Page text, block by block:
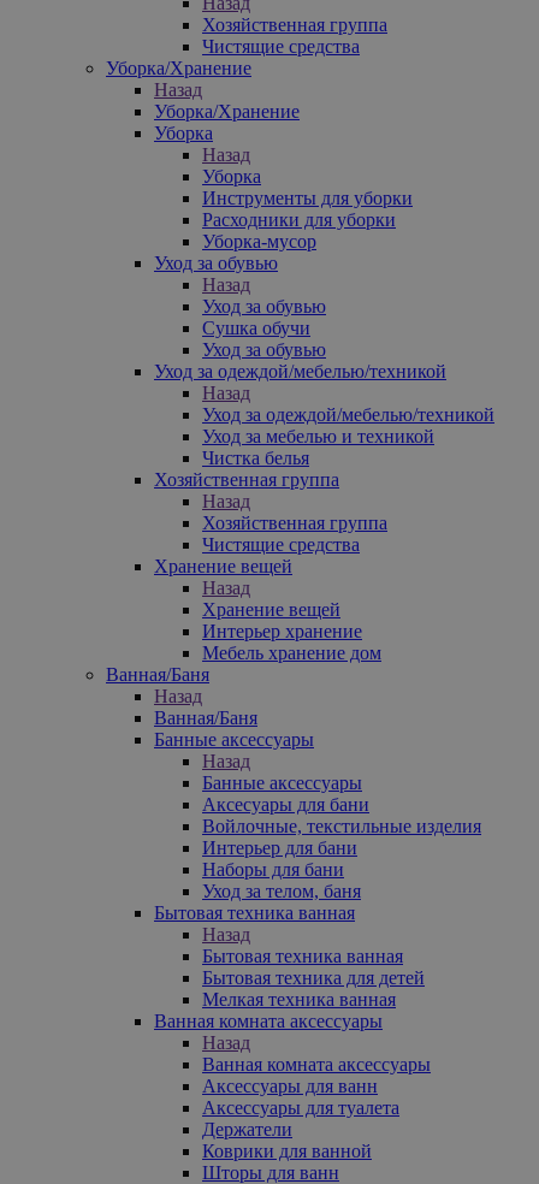
Хозяйственная группа
Чистящие средства
Уборка/Хранение
Назад
Уборка/Хранение
Уборка
Назад
Уборка
Инструменты для уборки
Расходники для уборки
Уборка-мусор
Уход за обувью
Назад
Уход за обувью
Сушка обучи
Уход за обувью
Уход за одеждой/мебелью/техникой
Назад
Уход за одеждой/мебелью/техникой
Уход за мебелью и техникой
Чистка белья
Хозяйственная группа
Назад
Хозяйственная группа
Чистящие средства
Хранение вещей
Назад
Хранение вещей
Интерьер хранение
Мебель хранение дом
Ванная/Баня
Назад
Ванная/Баня
Банные аксессуары
Назад
Банные аксессуары
Аксесуары для бани
Войлочные, текстильные изделия
Интерьер для бани
Наборы для бани
Уход за телом, баня
Бытовая техника ванная
Назад
Бытовая техника ванная
Бытовая техника для детей
Мелкая техника ванная
Ванная комната аксессуары
Назад
Ванная комната аксессуары
Аксессуары для ванн
Аксессуары для туалета
Держатели
Коврики для ванной
Шторы для ванн